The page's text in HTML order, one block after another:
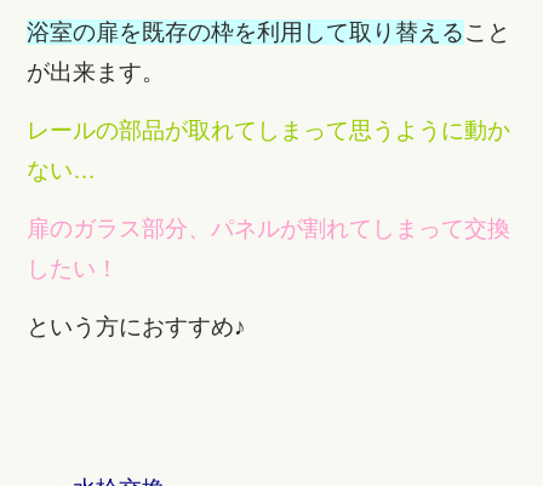
浴室の扉を既存の枠を利用して取り替えること
が出来ます。
レールの部品が取れてしまって思うように動か
ない…
扉のガラス部分、パネルが割れてしまって交換
したい！
という方におすすめ♪